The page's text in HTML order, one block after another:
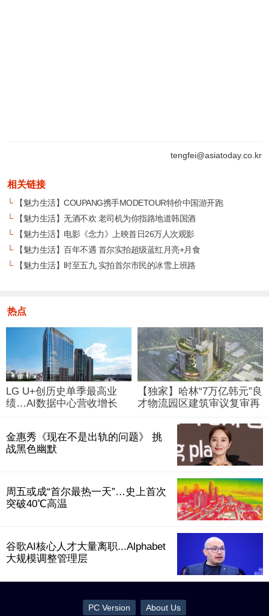
tengfei@asiatoday.co.kr
相关链接
└【魅力生活】COUPANG携手MODETOUR特价中国游开跑
└【魅力生活】无酒不欢 老司机为你指路地道韩国酒
└【魅力生活】电影《念力》上映首日26万人次观影
└【魅力生活】百年不遇 首尔实拍超级蓝红月亮+月食
└【魅力生活】时至五九 实拍首尔市民的冰雪上班路
热点
LG U+创历史单季最高业
绩…AI数据中心营收增长
【独家】哈林“7万亿韩元”良
才物流园区建筑审议复审再
金惠秀《现在不是出轨的问题》 挑
战黑色幽默
周五或成“首尔最热一天”…史上首次
突破40℃高温
谷歌AI核心人才大量离职...Alphabet
大规模调整管理层
PC Version About Us